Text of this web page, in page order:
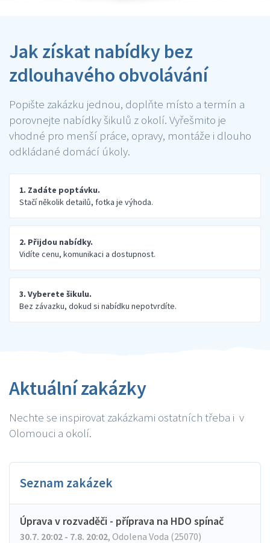
Jak získat nabídky bez
zdlouhavého obvolávání
Popište zakázku jednou, doplňte místo a termín a
porovnejte nabídky šikulů z okolí. Vyřešmito je
vhodné pro menší práce, opravy, montáže i dlouho
odkládané domácí úkoly.
1. Zadáte poptávku.
Stačí několik detailů, fotka je výhoda.
2. Přijdou nabídky.
Vidíte cenu, komunikaci a dostupnost.
3. Vyberete šikulu.
Bez závazku, dokud si nabídku nepotvrdíte.
Aktuální zakázky
Nechte se inspirovat zakázkami ostatních třeba i v
Olomouci a okolí.
Seznam zakázek
Úprava v rozvaděči - příprava na HDO spínač
30.7. 20:02 - 7.8. 20:02, Odolena Voda (25070)